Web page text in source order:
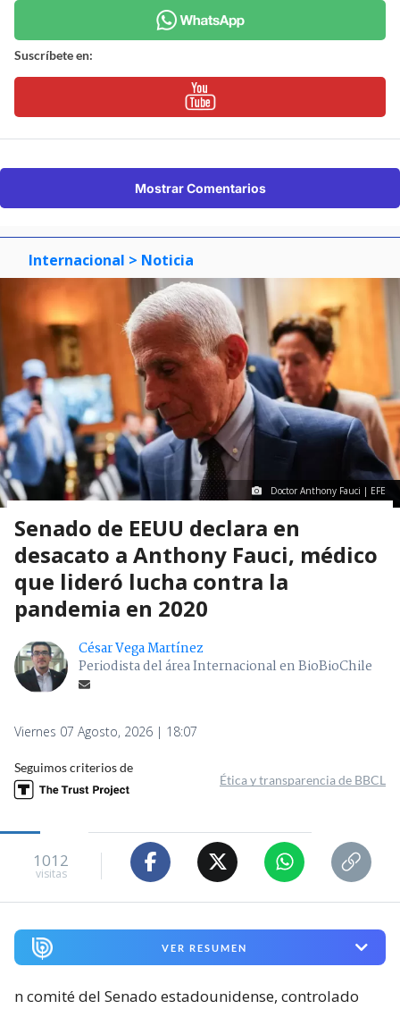
Suscríbete en:
Mostrar Comentarios
Internacional > Noticia
Doctor Anthony Fauci | EFE
Senado de EEUU declara en
desacato a Anthony Fauci, médico
que lideró lucha contra la
pandemia en 2020
César Vega Martínez
Periodista del área Internacional en BioBioChile
Viernes 07 Agosto, 2026 | 18:07
Seguimos criterios de
Ética y transparencia de BBCL
1012
visitas
VER RESUMEN
n comité del Senado estadounidense, controlado